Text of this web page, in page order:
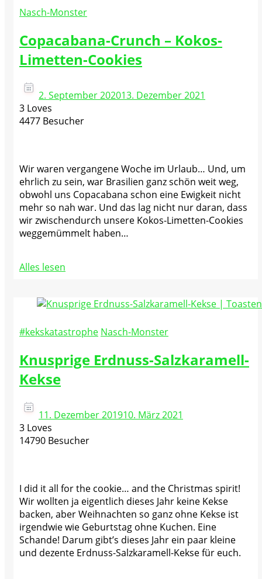
Nasch-Monster
Copacabana-Crunch – Kokos-
Limetten-Cookies
2. September 202013. Dezember 2021
3 Loves
4477 Besucher
Wir waren vergangene Woche im Urlaub… Und, um
ehrlich zu sein, war Brasilien ganz schön weit weg,
obwohl uns Copacabana schon eine Ewigkeit nicht
mehr so nah war. Und das lag nicht nur daran, dass
wir zwischendurch unsere Kokos-Limetten-Cookies
weggemümmelt haben…
Alles lesen
#kekskatastrophe Nasch-Monster
Knusprige Erdnuss-Salzkaramell-
Kekse
11. Dezember 201910. März 2021
3 Loves
14790 Besucher
I did it all for the cookie… and the Christmas spirit!
Wir wollten ja eigentlich dieses Jahr keine Kekse
backen, aber Weihnachten so ganz ohne Kekse ist
irgendwie wie Geburtstag ohne Kuchen. Eine
Schande! Darum gibt’s dieses Jahr ein paar kleine
und dezente Erdnuss-Salzkaramell-Kekse für euch.